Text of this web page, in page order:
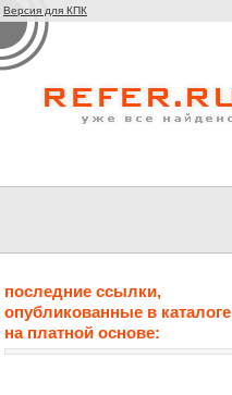
Версия для КПК
последние ссылки,
опубликованные в каталоге
на платной основе: